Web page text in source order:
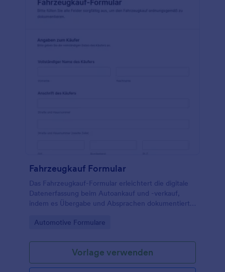
Fahrzeugkauf Formular
Das Fahrzeugkauf-Formular erleichtert die digitale
Datenerfassung beim Autoankauf und -verkauf,
indem es Übergabe und Absprachen dokumentiert
Go to Category:
Automotive Formulare
Vorlage verwenden